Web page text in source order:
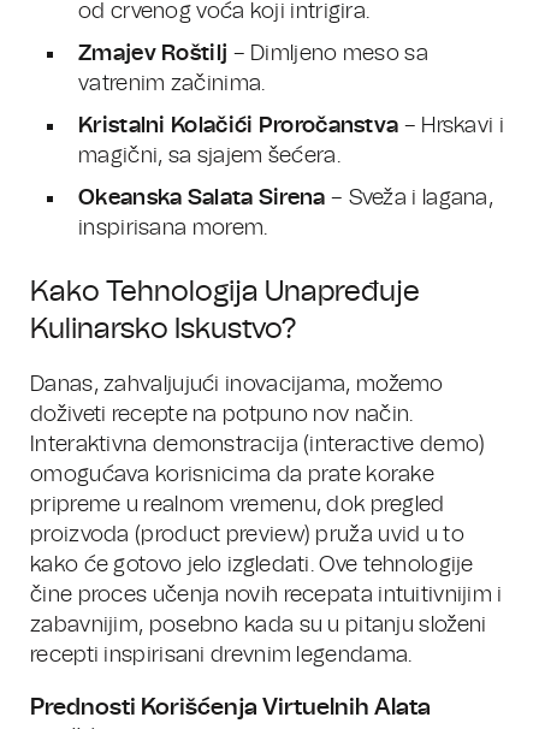
od crvenog voća koji intrigira.
Zmajev Roštilj – Dimljeno meso sa
vatrenim začinima.
Kristalni Kolačići Proročanstva – Hrskavi i
magični, sa sjajem šećera.
Okeanska Salata Sirena – Sveža i lagana,
inspirisana morem.
Kako Tehnologija Unapređuje
Kulinarsko Iskustvo?
Danas, zahvaljujući inovacijama, možemo
doživeti recepte na potpuno nov način.
Interaktivna demonstracija (interactive demo)
omogućava korisnicima da prate korake
pripreme u realnom vremenu, dok pregled
proizvoda (product preview) pruža uvid u to
kako će gotovo jelo izgledati. Ove tehnologije
čine proces učenja novih recepata intuitivnijim i
zabavnijim, posebno kada su u pitanju složeni
recepti inspirisani drevnim legendama.
Prednosti Korišćenja Virtuelnih Alata